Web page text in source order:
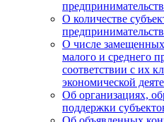
О количестве
О числе замещенных
малого и среднего
соответствии с их
экономической
Об организациях,
поддержки